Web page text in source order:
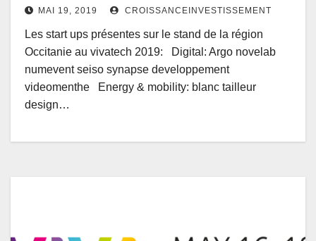
MAI 19, 2019 CROISSANCEINVESTISSEMENT
Les start ups présentes sur le stand de la région
Occitanie au vivatech 2019: Digital: Argo novelab
numevent seiso synapse developpement
videomenthe Energy & mobility: blanc tailleur
design…